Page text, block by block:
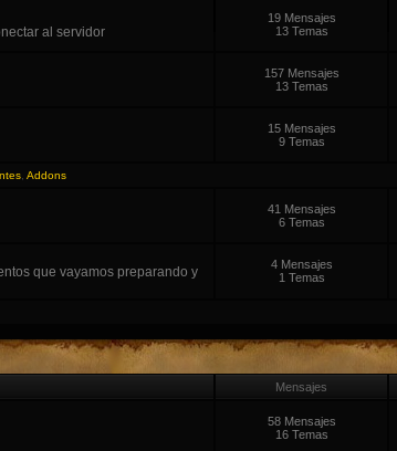
al servidor
19 Mensajes
13 Temas
157 Mensajes
13 Temas
15 Mensajes
9 Temas
Addons
41 Mensajes
6 Temas
que vayamos preparando y
4 Mensajes
1 Temas
Mensajes
58 Mensajes
16 Temas